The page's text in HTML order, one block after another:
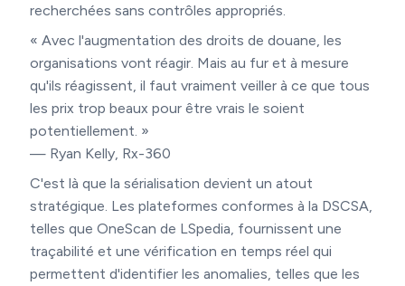
recherchées sans contrôles appropriés.
« Avec l'augmentation des droits de douane, les
organisations vont réagir. Mais au fur et à mesure
qu'ils réagissent, il faut vraiment veiller à ce que tous
les prix trop beaux pour être vrais le soient
potentiellement. »
— Ryan Kelly, Rx-360
C'est là que la sérialisation devient un atout
stratégique. Les plateformes conformes à la DSCSA,
telles que OneScan de LSpedia, fournissent une
traçabilité et une vérification en temps réel qui
permettent d'identifier les anomalies, telles que les